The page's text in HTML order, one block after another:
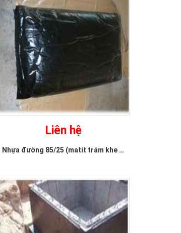
Liên hệ
Nhựa đường 85/25 (matit trám khe mềm)
Bê tông nhựa nguội
đóng bao
Liên hệ
Bê tông nhựa màu
Liên hệ